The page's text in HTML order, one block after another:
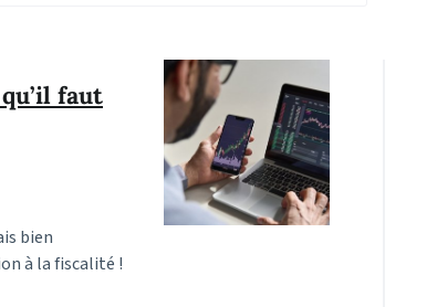
faut
bien
à la fiscalité !